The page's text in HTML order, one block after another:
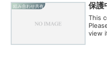
組み合わせ共有 保護
This
view